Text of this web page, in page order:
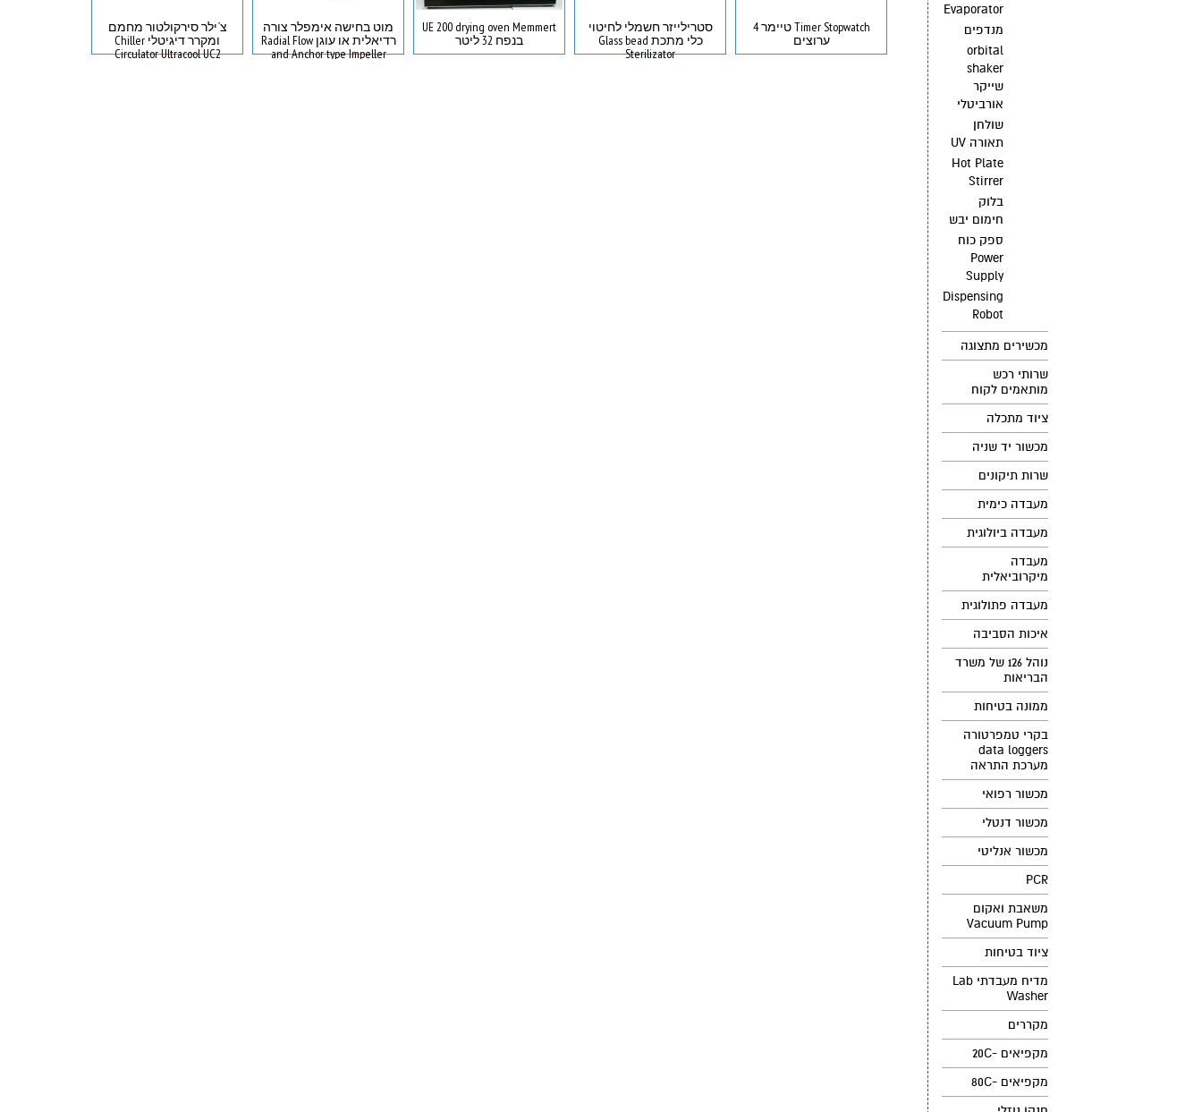
Evaporator
מנדפים
orbital
shaker
שייקר
אורביטלי
שולחן
תאורה UV
Hot Plate
Stirrer
בלוק
חימום יבש
ספק כוח
Power
Supply
Dispensing
Robot
מכשירים מתצוגה
שרותי רכש
מותאמים לקוח
ציוד מתכלה
מכשור יד שניה
שרות תיקונים
מעבדה כימית
מעבדה ביולוגית
מעבדה
מיקרוביאלית
מעבדה פתולוגית
איכות הסביבה
נוהל 126 של משרד
הבריאות
ממונה בטיחות
בקרי טמפרטורה
data loggers
מערכת התראה
מכשור רפואי
מכשור דנטלי
מכשור אנליטי
PCR
משאבת ואקום
Vacuum Pump
ציוד בטיחות
מדיח מעבדתי Lab
Washer
מקררים
מקפיאים -20C
מקפיאים -80C
Timer Stopwatch טיימר 4
ערוצים
סטרילייזר חשמלי לחיטוי
כלי מתכת Glass bead
Sterilizator
UE 200 drying oven Memmert
בנפח 32 ליטר
מוט בחישה אימפלר צורה
רדיאלית או עוגן Radial Flow
and Anchor type Impeller
צ´ילר סירקולטור מחמם
ומקרר דיגיטלי Chiller
Circulator Ultracool UC2